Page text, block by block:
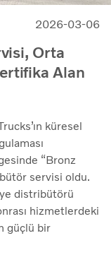
2026-03-06
Orta
Alan
küresel
“Bronz
servisi oldu.
distribütörü
hizmetlerdeki
güçlü bir